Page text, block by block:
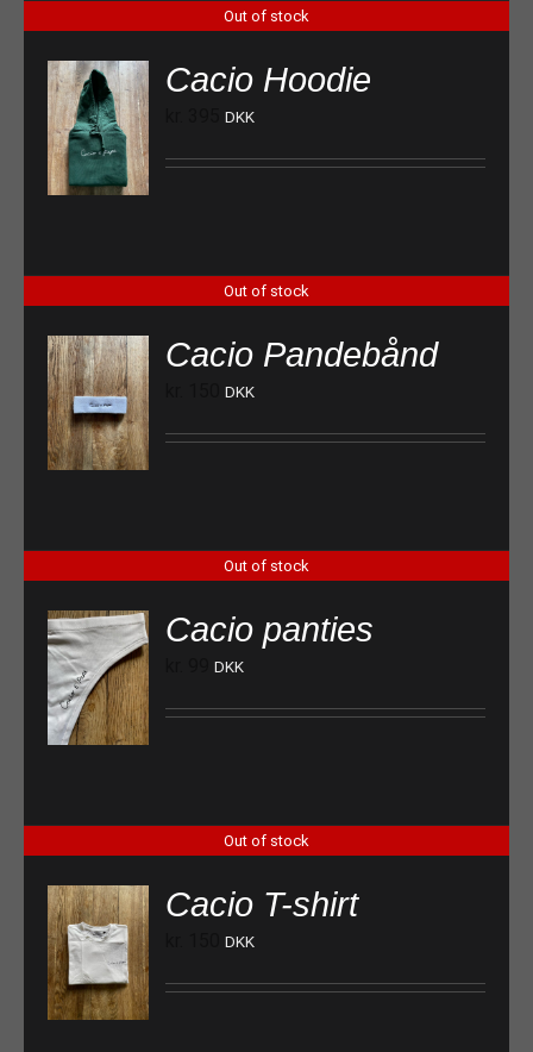
Out of stock
Cacio Hoodie
DKK
Out of stock
Cacio Pandebånd
DKK
Out of stock
Cacio panties
DKK
Out of stock
Cacio T-shirt
DKK